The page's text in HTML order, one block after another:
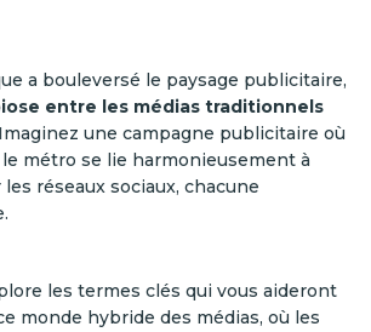
a bouleversé le paysage publicitaire,
entre les médias traditionnels
une campagne publicitaire où
métro se lie harmonieusement à
réseaux sociaux, chacune
les termes clés qui vous aideront
monde hybride des médias, où les